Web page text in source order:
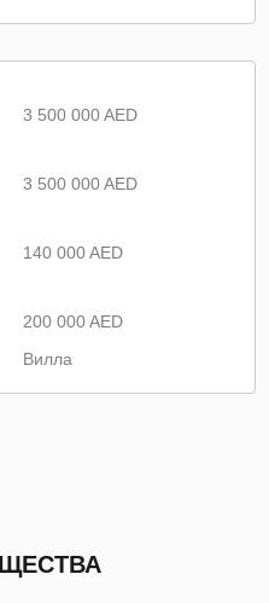
3 500 000 AED
3 500 000 AED
140 000 AED
200 000 AED
Вилла